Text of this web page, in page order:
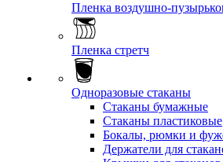
Пленка воздушно-
Пленка стретч
Одноразовые стаканы
Стаканы бумажные
Стаканы пластиковые
Бокалы, рюмки и
Держатели для